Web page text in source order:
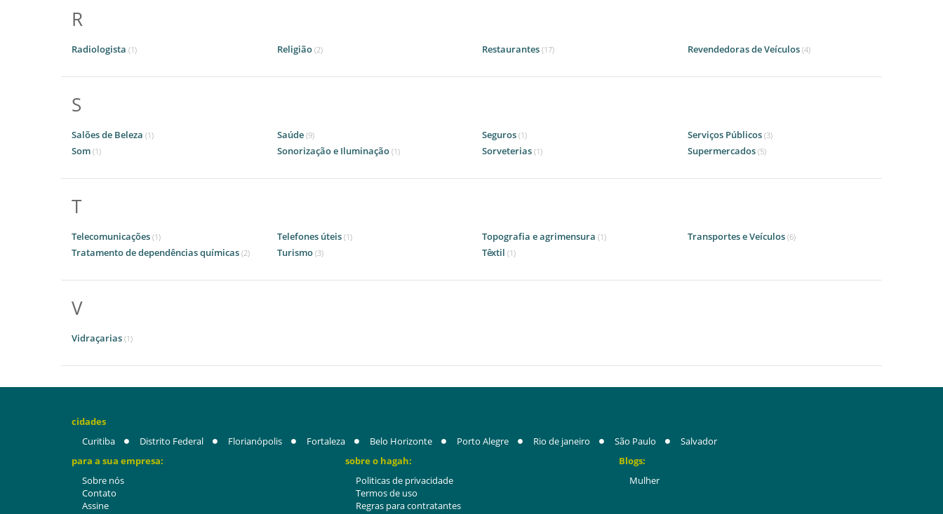
R
Radiologista (1) Religião (2) Restaurantes (17) Revendedoras de Veículos (4)
S
Salões de Beleza (1) Saúde (9) Seguros (1) Serviços Públicos (3)
Som (1) Sonorização e Iluminação (1) Sorveterias (1) Supermercados (5)
T
Telecomunicações (1) Telefones úteis (1) Topografia e agrimensura (1) Transportes e Veículos (6)
Tratamento de dependências químicas (2) Turismo (3) Têxtil (1)
V
Vidraçarias (1)
cidades
Curitiba
Distrito Federal Florianópolis Fortaleza Belo Horizonte Porto Alegre Rio de janeiro São Paulo
Salvador
para a sua empresa:
Sobre nós
Contato
Assine
sobre o hagah:
Politicas de privacidade
Termos de uso
Regras para contratantes
Blogs:
Mulher